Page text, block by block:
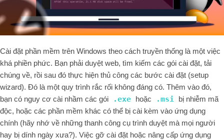
Cài đặt phần mềm trên Windows theo cách truyền thống là một việc
khá phiền phức. Bạn phải duyệt web, tìm kiếm các gói cài đặt, tải
chúng về, rồi sau đó thực hiện thủ công các bước cài đặt (setup
wizard). Đó là một quy trình rắc rối không đáng có. Thêm vào đó,
bạn có nguy cơ cài nhầm các gói
.exe hoặc .msi bị nhiễm mã
độc, hoặc các phần mềm khác có thể bị cài kèm vào ứng dụng
chính (hãy nhớ về những thanh công cụ trình duyệt mà mọi người
hay bị dính ngày xưa?). Việc gỡ cài đặt hoặc nâng cấp ứng dụng